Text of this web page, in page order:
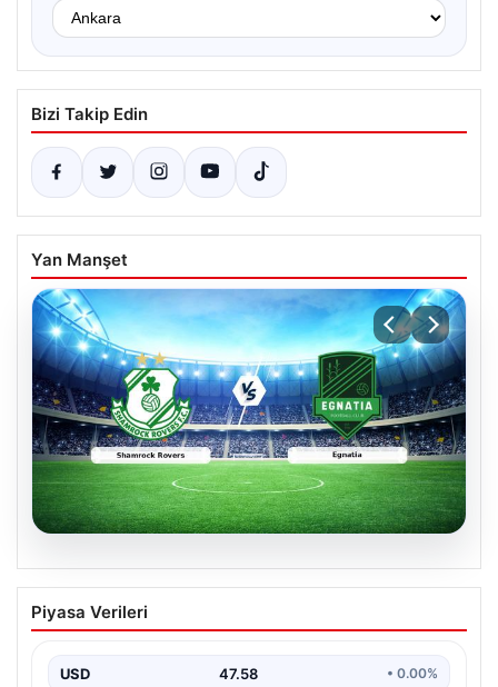
Bizi Takip Edin
Yan Manşet
Shamrock Rovers ile Egnatia
Karşılaşmasının Detaylı Özeti ve Kritik
İrlanda temsilcisi Shamrock Rovers, Avrupa kupaları
Piyasa Verileri
USD 47.58 • 0.00%